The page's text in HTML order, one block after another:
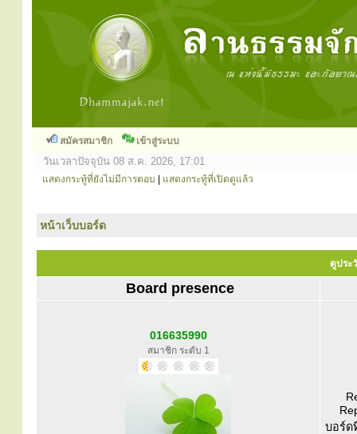
สมัครสมาชิก เข้าสู่ระบบ
วันเวลาปัจจุบัน 08 ส.ค. 2026, 17:01
แสดงกระทู้ที่ยังไม่มีการตอบ แสดงกระทู้ที่เปิดดูแล้ว
หน้าเว็บบอร์ด
ดูประ
Board presence
016635990
สมาชิก ระดับ 1
บอร์ด